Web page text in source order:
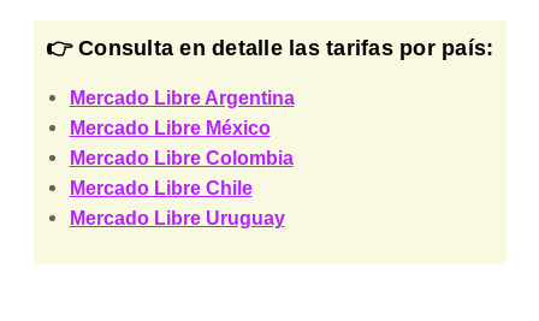
👉 Consulta en detalle las tarifas por país:
Mercado Libre Argentina
Mercado Libre México
Mercado Libre Colombia
Mercado Libre Chile
Mercado Libre Uruguay